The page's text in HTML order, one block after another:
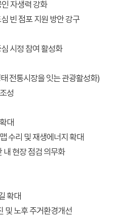
자생력 강화
빈 점포 지원 방안 강구
시정 참여 활성화
전통시장을 잇는 관광활성화)
성
대
수리 및 재생에너지 확대
내 현장 점검 의무화
확대
및 노후 주거환경개선